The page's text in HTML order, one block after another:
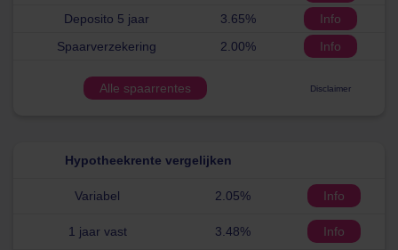
Deposito 5 jaar
3.65%
Info
Spaarverzekering
2.00% Info
Alle spaarrentes Disclaimer
Hypotheekrente vergelijken
Variabel 2.05% Info
1 jaar vast 3.48% Info